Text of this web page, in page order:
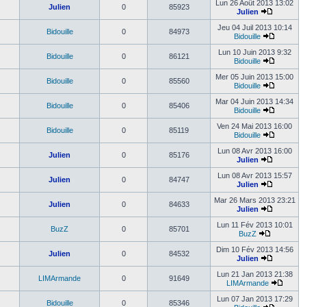
Julien 0 85923
Lun 26 Août 2013 13:02
Julien
Bidouille 0 84973
Jeu 04 Juil 2013 10:14
Bidouille
Bidouille 0 86121
Lun 10 Juin 2013 9:32
Bidouille
Bidouille 0 85560
Mer 05 Juin 2013 15:00
Bidouille
Bidouille 0 85406
Mar 04 Juin 2013 14:34
Bidouille
Bidouille 0 85119
Ven 24 Mai 2013 16:00
Bidouille
Julien 0 85176
Lun 08 Avr 2013 16:00
Julien
Julien 0 84747
Lun 08 Avr 2013 15:57
Julien
Julien 0 84633
Mar 26 Mars 2013 23:21
Julien
BuzZ 0 85701
Lun 11 Fév 2013 10:01
BuzZ
Julien 0 84532
Dim 10 Fév 2013 14:56
Julien
LIMArmande 0 91649
Lun 21 Jan 2013 21:38
LIMArmande
Bidouille 0 85346
Lun 07 Jan 2013 17:29